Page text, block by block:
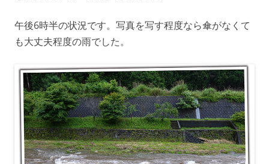
午後6時半の状況です。写真を写す程度なら傘がなくて
も大丈夫程度の雨でした。